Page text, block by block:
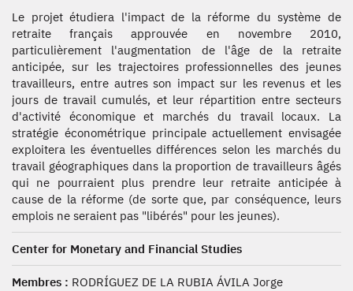
Le projet étudiera l'impact de la réforme du système de
retraite français approuvée en novembre 2010,
particulièrement l'augmentation de l'âge de la retraite
anticipée, sur les trajectoires professionnelles des jeunes
travailleurs, entre autres son impact sur les revenus et les
jours de travail cumulés, et leur répartition entre secteurs
d'activité économique et marchés du travail locaux. La
stratégie économétrique principale actuellement envisagée
exploitera les éventuelles différences selon les marchés du
travail géographiques dans la proportion de travailleurs âgés
qui ne pourraient plus prendre leur retraite anticipée à
cause de la réforme (de sorte que, par conséquence, leurs
emplois ne seraient pas "libérés" pour les jeunes).
Center for Monetary and Financial Studies
Membres : RODRÍGUEZ DE LA RUBIA ÁVILA Jorge